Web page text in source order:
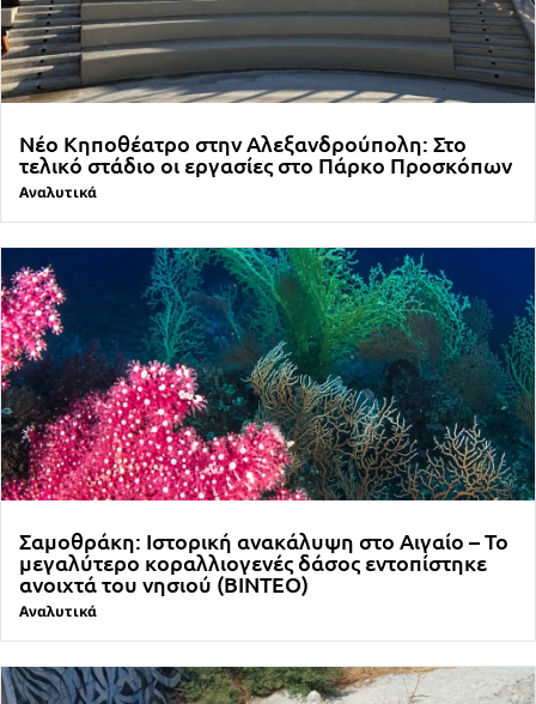
Νέο Κηποθέατρο στην Αλεξανδρούπολη: Στο
τελικό στάδιο οι εργασίες στο Πάρκο Προσκόπων
Αναλυτικά
Σαμοθράκη: Ιστορική ανακάλυψη στο Αιγαίο – Το
μεγαλύτερο κοραλλιογενές δάσος εντοπίστηκε
ανοιχτά του νησιού (ΒΙΝΤΕΟ)
Αναλυτικά